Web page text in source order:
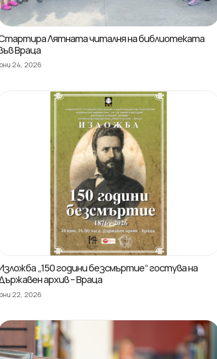
Лятната читалня на библиотеката
Враца
24, 2026
„150 години безсмъртие“ гостува на
архив – Враца
22, 2026